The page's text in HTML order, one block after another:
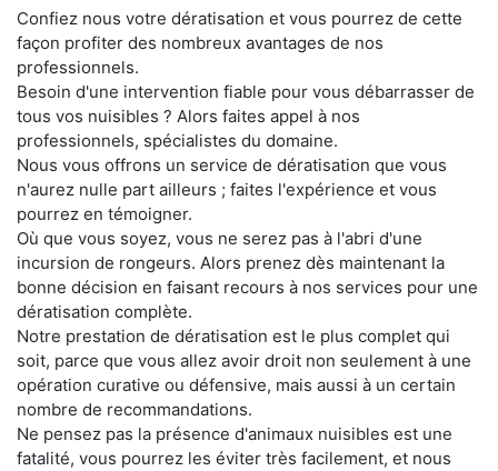
Confiez nous votre dératisation et vous pourrez de cette
façon profiter des nombreux avantages de nos
professionnels.
Besoin d'une intervention fiable pour vous débarrasser de
tous vos nuisibles ? Alors faites appel à nos
professionnels, spécialistes du domaine.
Nous vous offrons un service de dératisation que vous
n'aurez nulle part ailleurs ; faites l'expérience et vous
pourrez en témoigner.
Où que vous soyez, vous ne serez pas à l'abri d'une
incursion de rongeurs. Alors prenez dès maintenant la
bonne décision en faisant recours à nos services pour une
dératisation complète.
Notre prestation de dératisation est le plus complet qui
soit, parce que vous allez avoir droit non seulement à une
opération curative ou défensive, mais aussi à un certain
nombre de recommandations.
Ne pensez pas la présence d'animaux nuisibles est une
fatalité, vous pourrez les éviter très facilement, et nous